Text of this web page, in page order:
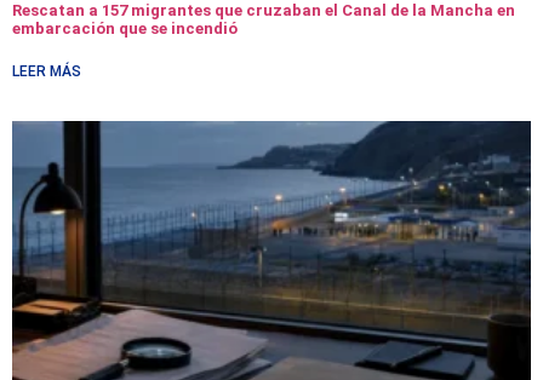
Rescatan a 157 migrantes que cruzaban el Canal de la Mancha en
embarcación que se incendió
LEER MÁS